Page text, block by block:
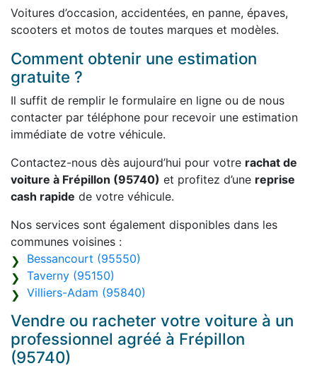
Voitures d’occasion, accidentées, en panne, épaves,
scooters et motos de toutes marques et modèles.
Comment obtenir une estimation
gratuite ?
Il suffit de remplir le formulaire en ligne ou de nous
contacter par téléphone pour recevoir une estimation
immédiate de votre véhicule.
Contactez-nous dès aujourd’hui pour votre rachat de
voiture à Frépillon (95740) et profitez d’une reprise
cash rapide de votre véhicule.
Nos services sont également disponibles dans les
communes voisines :
Bessancourt (95550)
Taverny (95150)
Villiers-Adam (95840)
Vendre ou racheter votre voiture à un
professionnel agréé à Frépillon
(95740)